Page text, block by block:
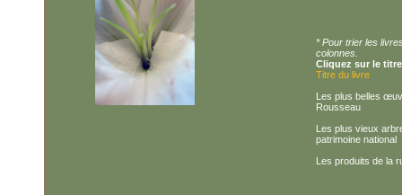
* Pour trier les
colonnes.
Cliquez sur le
Titre du livre
Les plus belles
Rousseau
Les plus vieux
patrimoine national
Les produits de la